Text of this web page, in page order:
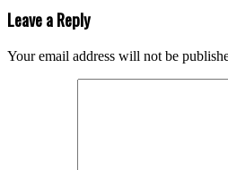
Leave a Reply
Your email address will not be